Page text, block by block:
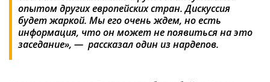
опытом других европейских стран. Дискуссия
будет жаркой. Мы его очень ждем, но есть
информация, что он может не появиться на это
заседание», — рассказал один из нардепов.